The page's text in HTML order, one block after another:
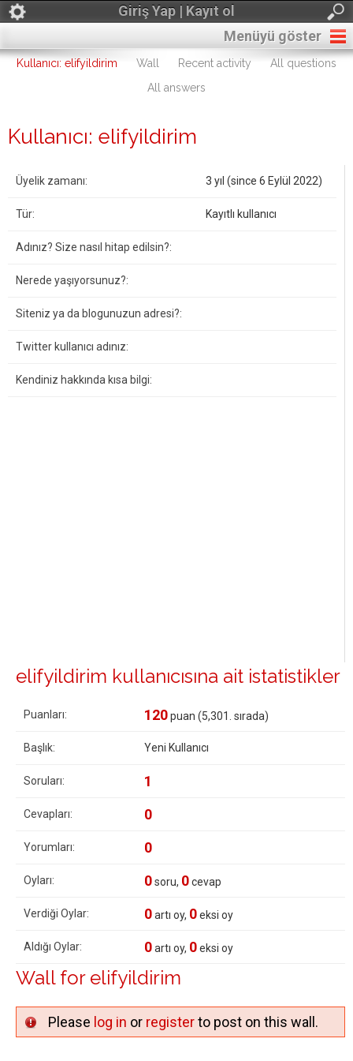
Giriş Yap | Kayıt ol
Menüyü göster
Kullanıcı: elifyildirim Wall Recent activity
All questions
All answers
Kullanıcı: elifyildirim
Üyelik zamanı: 3 yıl (since 6 Eylül 2022)
Tür: Kayıtlı kullanıcı
Adınız? Size nasıl hitap edilsin?:
Nerede yaşıyorsunuz?:
Siteniz ya da blogunuzun adresi?:
Twitter kullanıcı adınız:
Kendiniz hakkında kısa bilgi:
elifyildirim kullanıcısına ait istatistikler
Puanları: 120puan (5,301 . sırada)
Başlık: Yeni Kullanıcı
Soruları: 1
Cevapları: 0
Yorumları: 0
Oyları: 0soru, 0cevap
Verdiği Oylar: 0artı oy, 0eksi oy
Aldığı Oylar: 0artı oy, 0eksi oy
Wall for elifyildirim
Please log in or registerto post on this wall.